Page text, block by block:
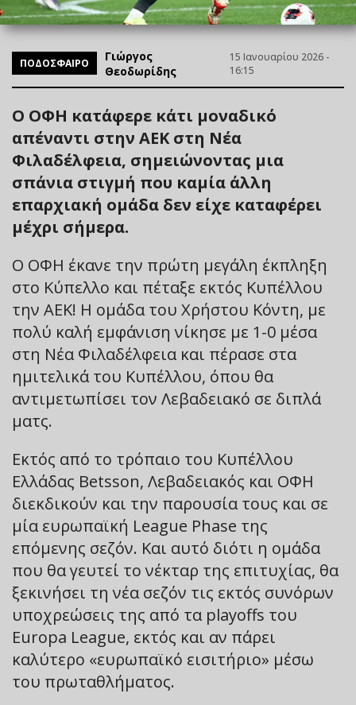
ΠΟΔΟΣΦΑΙΡΟ
Γιώργος
Θεοδωρίδης
15 Ιανουαρίου 2026 -
16:15
Ο ΟΦΗ κατάφερε κάτι μοναδικό
απέναντι στην ΑΕΚ στη Νέα
Φιλαδέλφεια, σημειώνοντας μια
σπάνια στιγμή που καμία άλλη
επαρχιακή ομάδα δεν είχε καταφέρει
μέχρι σήμερα.
Ο ΟΦΗ έκανε την πρώτη μεγάλη έκπληξη
στο Κύπελλο και πέταξε εκτός Κυπέλλου
την ΑΕΚ! Η ομάδα του Χρήστου Κόντη, με
πολύ καλή εμφάνιση νίκησε με 1-0 μέσα
στη Νέα Φιλαδέλφεια και πέρασε στα
ημιτελικά του Κυπέλλου, όπου θα
αντιμετωπίσει τον Λεβαδειακό σε διπλά
ματς.
Εκτός από το τρόπαιο του Κυπέλλου
Ελλάδας Betsson, Λεβαδειακός και ΟΦΗ
διεκδικούν και την παρουσία τους και σε
μία ευρωπαϊκή League Phase της
επόμενης σεζόν. Και αυτό διότι η ομάδα
που θα γευτεί το νέκταρ της επιτυχίας, θα
ξεκινήσει τη νέα σεζόν τις εκτός συνόρων
υποχρεώσεις της από τα playoffs του
Europa League, εκτός και αν πάρει
καλύτερο «ευρωπαϊκό εισιτήριο» μέσω
του πρωταθλήματος.